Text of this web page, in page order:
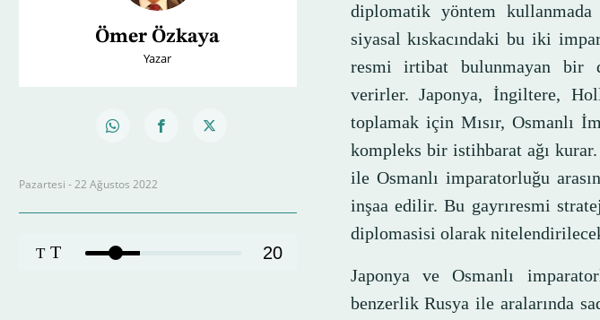
Ömer Özkaya
Yazar
Pazartesi - 22 Ağustos 2022
T T 20
diplomatik yöntem
siyasal kıskacındaki bu iki
resmi irtibat bulunmayan bir
verirler. Japonya, İngiltere,
toplamak için Mısır, Osmanlı
kompleks bir istihbarat ağı
ile Osmanlı imparatorluğu
inşaa edilir. Bu gayrıresmi
diplomasisi olarak
Japonya ve Osmanlı
benzerlik Rusya ile aralarında